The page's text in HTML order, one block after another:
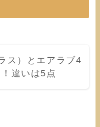
ス）とエアラブ4
違いは5点